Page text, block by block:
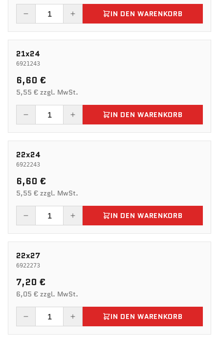
IN DEN WARENKORB
21x24
6921243
6,60 €
5,55 € zzgl. MwSt.
IN DEN WARENKORB
22x24
6922243
6,60 €
5,55 € zzgl. MwSt.
IN DEN WARENKORB
22x27
6922273
7,20 €
6,05 € zzgl. MwSt.
IN DEN WARENKORB